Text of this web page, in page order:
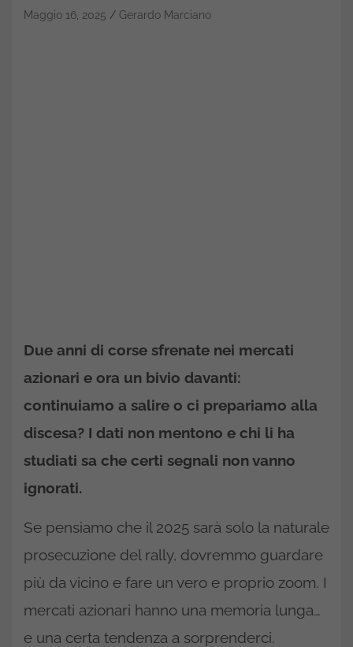
Maggio 16, 2025 Gerardo Marciano
Due anni di corse sfrenate nei mercati
azionari e ora un bivio davanti:
continuiamo a salire o ci prepariamo alla
discesa? I dati non mentono e chi li ha
studiati sa che certi segnali non vanno
ignorati.
Se pensiamo che il 2025 sarà solo la naturale
prosecuzione del rally, dovremmo guardare
più da vicino e fare un vero e proprio zoom. I
mercati azionari hanno una memoria lunga…
e una certa tendenza a sorprenderci.